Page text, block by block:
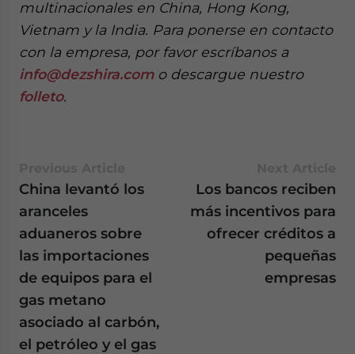
multinacionales en China, Hong Kong,
Vietnam y la India. Para ponerse en contacto
con la empresa, por favor escríbanos a
info@dezshira.como descargue nuestro
folleto.
China levantó los
aranceles
aduaneros sobre
las importaciones
de equipos para el
gas metano
asociado al carbón,
el petróleo y el gas
Los bancos reciben
más incentivos para
ofrecer créditos a
pequeñas
empresas